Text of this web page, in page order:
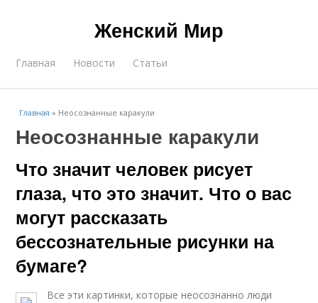
Женский Мир
Главная Новости Статьи
Главная » Неосознанные каракули
Неосознанные каракули
Что значит человек рисует
глаза, что это значит. Что о вас
могут рассказать
бессознательные рисунки на
бумаге?
Все эти картинки, которые неосознанно люди